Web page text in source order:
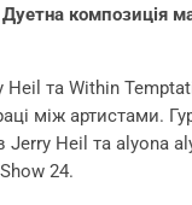
Дуетна композиція
Heil та Within
між артистами.
Jerry Heil та alyona
Show 24.